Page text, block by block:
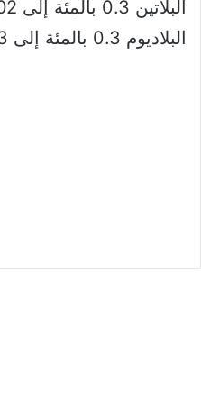
البلاديوم 0.3 بالمئة إلى 1221.83 دولار